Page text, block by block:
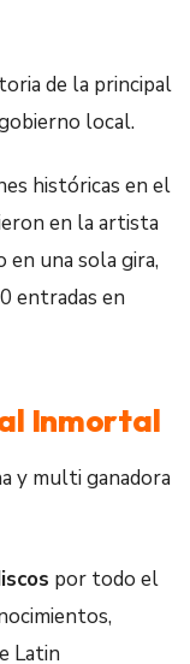
de la principal
local.
históricas en el
en la artista
una sola gira,
entradas en
Inmortal
y multi ganadora
por todo el
Latin